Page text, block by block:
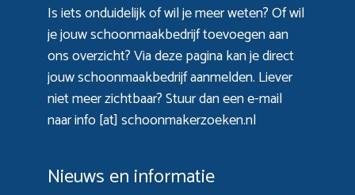
Is iets onduidelijk of wil je meer weten? Of wil
je jouw schoonmaakbedrijf toevoegen aan
ons overzicht? Viadeze paginakan je direct
jouw schoonmaakbedrijf aanmelden. Liever
niet meer zichtbaar? Stuur dan een e-mail
naar info [at] schoonmakerzoeken.nl
Nieuws en informatie